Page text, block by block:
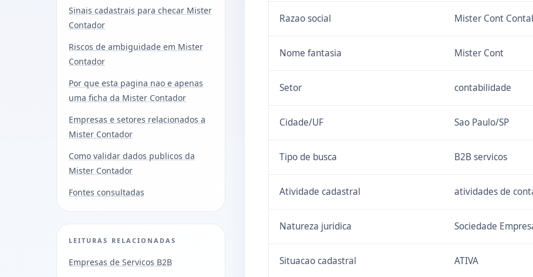
Sinais cadastrais para checar Mister
Contador
Riscos de ambiguidade em Mister
Contador
Por que esta pagina nao e apenas
uma ficha da Mister Contador
Empresas e setores relacionados a
Mister Contador
Como validar dados publicos da
Mister Contador
Fontes consultadas
LEITURAS RELACIONADAS
Empresas de Servicos B2B
Razao social Mister Cont
Nome fantasia Mister Cont
Setor contabilidade
Cidade/UF Sao Paulo/SP
Tipo de busca B2B servicos
Atividade cadastral atividades de
Natureza juridica Sociedade
Situacao cadastral ATIVA